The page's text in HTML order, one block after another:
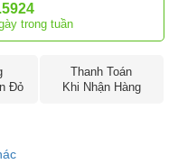
trong tuần
Đỏ
Thanh Toán
Khi Nhận Hàng